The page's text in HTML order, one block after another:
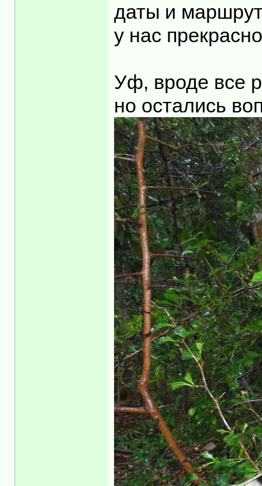
даты и
у нас
Уф, вроде все
но остались